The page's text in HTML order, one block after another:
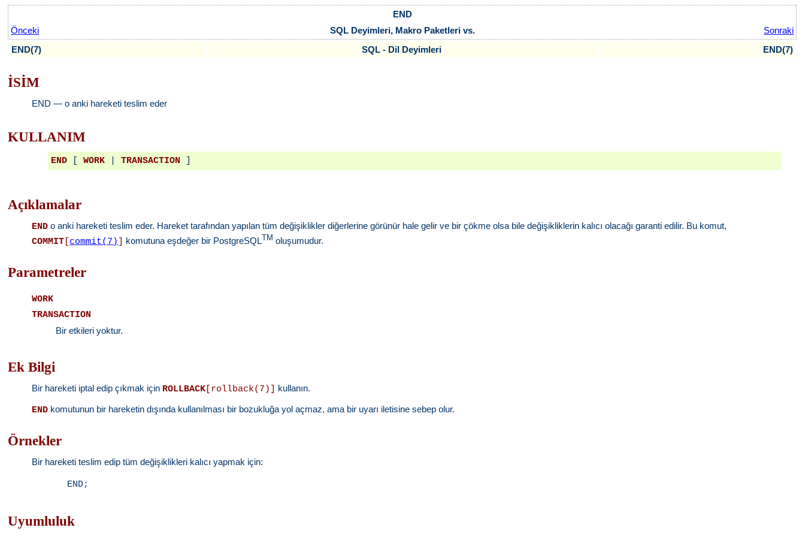
END
Önceki
SQL Deyimleri, Makro Paketleri vs.
Sonraki
END(7)
SQL - Dil Deyimleri END(7)
İSİM
END — o anki hareketi teslim eder
KULLANIM
END [ WORK | TRANSACTION
Açıklamalar
END o anki hareketi teslim eder. Hareket tarafından yapılan tüm değişiklikler diğerlerine görünür hale gelir ve bir çökme olsa bile değişikliklerin kalıcı olacağı garanti edilir. Bu komut,
COMMIT commit(7) komutuna eşdeğer bir PostgreSQL TM oluşumudur.
Parametreler
WORK
TRANSACTION
Bir etkileri yoktur.
Ek Bilgi
Bir hareketi iptal edip çıkmak için ROLLBACK [rollback(7)] kullanın.
END komutunun bir hareketin dışında kullanılması bir bozukluğa yol açmaz, ama bir uyarı iletisine sebep olur.
Örnekler
Bir hareketi teslim edip tüm değişiklikleri kalıcı yapmak için:
END;
Uyumluluk